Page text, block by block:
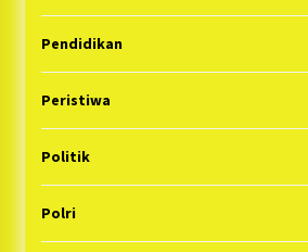
Pendidikan
Peristiwa
Politik
Polri